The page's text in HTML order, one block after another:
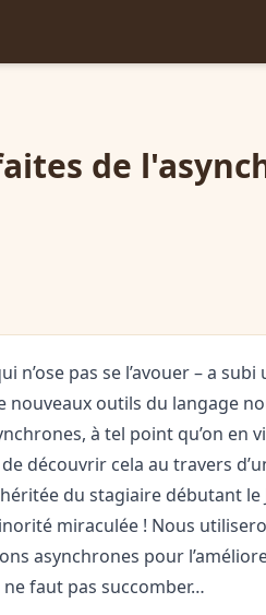
de
n’ose pas se l’avouer – a
nouveaux outils du langage
à tel point qu’on en
découvrir cela au travers
du stagiaire débutant le
miraculée ! Nous
asynchrones pour
faut pas succomber…